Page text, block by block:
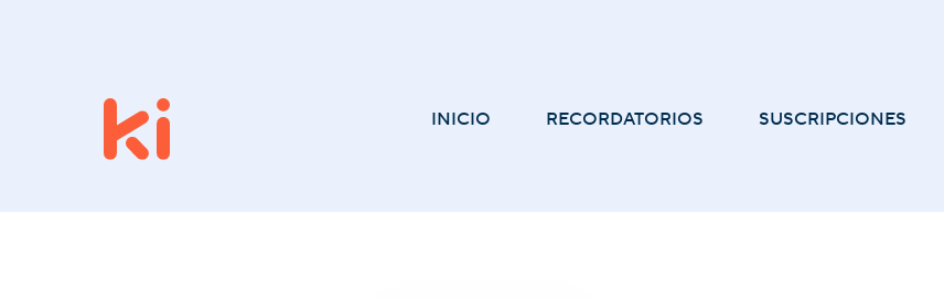
INICIO RECORDATORIOS SUSCRIPCIONES